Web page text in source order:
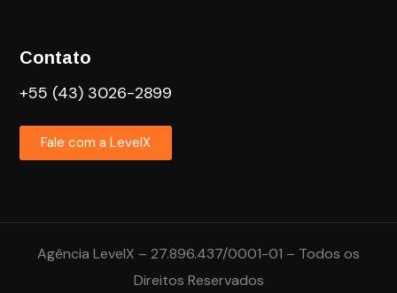
Contato
+55 (43) 3026-2899
Fale com a LevelX
Agência LevelX – 27.896.437/0001-01 – Todos os
Direitos Reservados